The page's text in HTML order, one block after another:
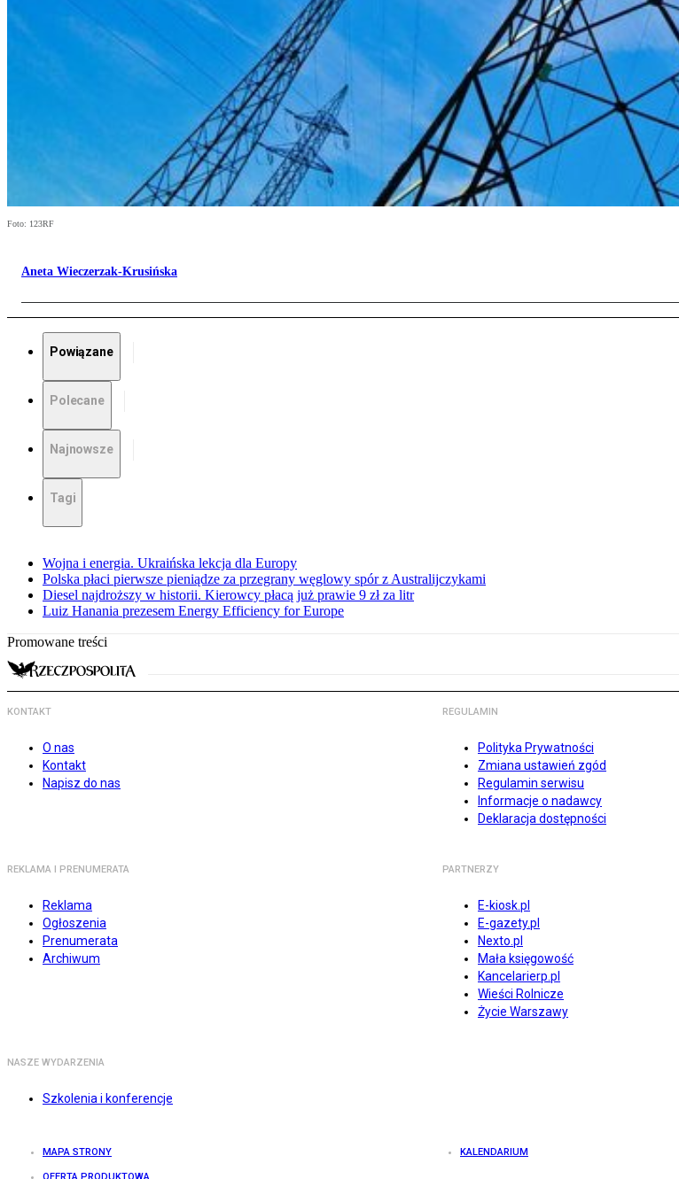
Foto: 123RF
Aneta Wieczerzak-Krusińska
Powiązane
Polecane
Najnowsze
Tagi
Wojna i energia. Ukraińska lekcja dla Europy
Polska płaci pierwsze pieniądze za przegrany węglowy spór z Australijczykami
Diesel najdroższy w historii. Kierowcy płacą już prawie 9 zł za litr
Luiz Hanania prezesem Energy Efficiency for Europe
Promowane treści
KONTAKT
O nas
Kontakt
Napisz do nas
REGULAMIN
Polityka Prywatności
Zmiana ustawień zgód
Regulamin serwisu
Informacje o nadawcy
Deklaracja dostępności
REKLAMA I PRENUMERATA
Reklama
Ogłoszenia
Prenumerata
Archiwum
PARTNERZY
E-kiosk.pl
E-gazety.pl
Nexto.pl
Mała księgowość
Kancelarierp.pl
Wieści Rolnicze
Życie Warszawy
NASZE WYDARZENIA
Szkolenia i konferencje
MAPA STRONY KALENDARIUM